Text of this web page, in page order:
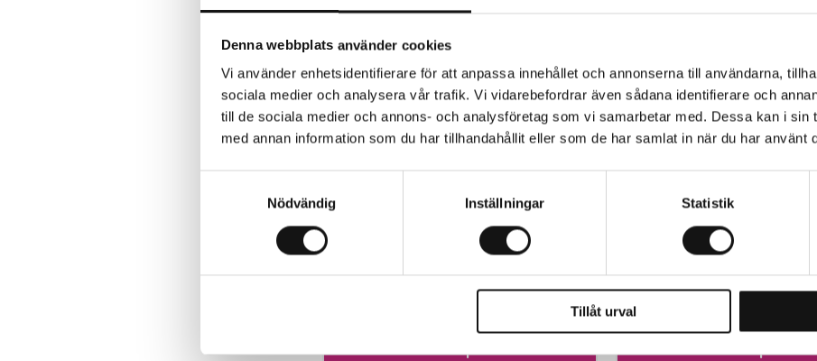
Denna webbplats använder cookies
Vi använder enhetsidentifierare för att anpassa innehållet och annonserna till användarna,
sociala medier och analysera vår trafik. Vi vidarebefordrar även sådana identifierare och
till de sociala medier och annons- och analysföretag som vi samarbetar med. Dessa kan i sin
med annan information som du har tillhandahållit eller som de har samlat in när du har använt
Nödvändig
Inställningar Statistik
Tillåt urval
Algomin Flytande Näring 1L KRAV
Finns i lager
Köp
Turex Larvskydd 50WP 50g
Finns i lager
Köp